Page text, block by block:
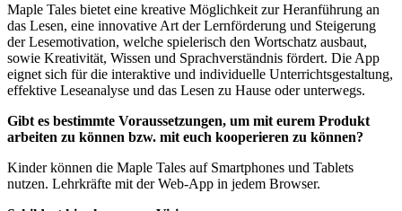
Maple Tales bietet eine kreative Möglichkeit zur Heranführung an
das Lesen, eine innovative Art der Lernförderung und Steigerung
der Lesemotivation, welche spielerisch den Wortschatz ausbaut,
sowie Kreativität, Wissen und Sprachverständnis fördert. Die App
eignet sich für die interaktive und individuelle Unterrichtsgestaltung,
effektive Leseanalyse und das Lesen zu Hause oder unterwegs.
Gibt es bestimmte Voraussetzungen, um mit eurem Produkt
arbeiten zu können bzw. mit euch kooperieren zu können?
Kinder können die Maple Tales auf Smartphones und Tablets
nutzen. Lehrkräfte mit der Web-App in jedem Browser.